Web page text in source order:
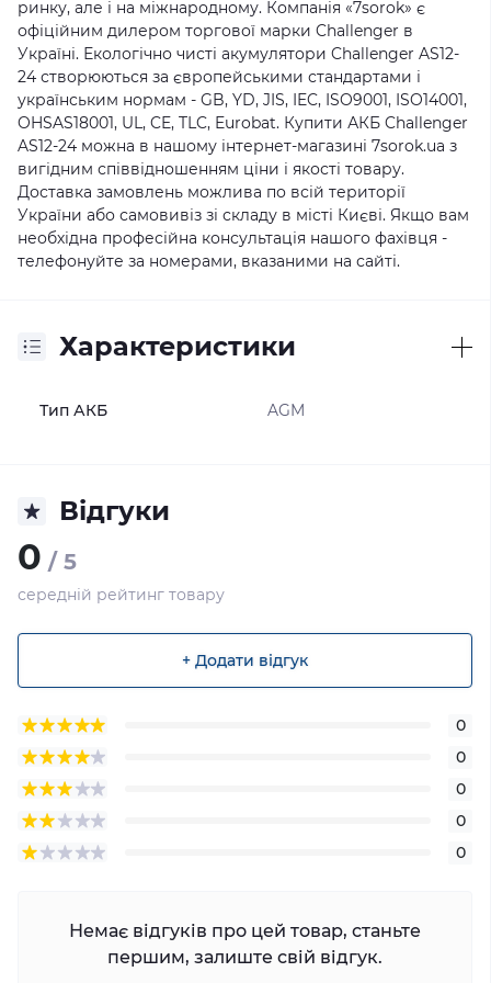
ринку, але і на міжнародному. Компанія «7sorok» є
офіційним дилером торгової марки Challenger в
Україні. Екологічно чисті акумулятори Challenger AS12-
24 створюються за європейськими стандартами і
українським нормам - GB, YD, JIS, IEC, ISO9001, ISO14001,
OHSAS18001, UL, CE, TLC, Eurobat. Купити АКБ Challenger
AS12-24 можна в нашому інтернет-магазині 7sorok.ua з
вигідним співвідношенням ціни і якості товару.
Доставка замовлень можлива по всій території
України або самовивіз зі складу в місті Києві. Якщо вам
необхідна професійна консультація нашого фахівця -
телефонуйте за номерами, вказаними на сайті.
Характеристики
Тип АКБ AGM
Відгуки
0 / 5
середній рейтинг товару
+ Додати відгук
0
0
0
0
0
Немає відгуків про цей товар, станьте
першим, залиште свій відгук.